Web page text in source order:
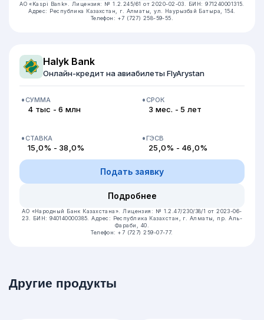
АО «Kaspi Bank». Лицензия: № 1.2.245/61 от 2020-02-03.
БИН: 971240001315.
Адрес: Республика Казахстан, г. Алматы, ул. Наурызбай Батыра, 154.
Телефон: +7 (727) 258-59-55.
Halyk Bank
Онлайн-кредит на авиабилеты FlyArystan
СУММА
4 тыс - 6 млн
СРОК
3 мес. - 5 лет
СТАВКА
15,0% - 38,0%
ГЭСВ
25,0% - 46,0%
Подать заявку
Подробнее
АО «Народный Банк Казахстана». Лицензия: № 1.2.47/230/38/1 от 2023-06-
23.
БИН: 940140000385.Адрес: Республика Казахстан, г. Алматы, пр. Аль-
Фараби, 40.
Телефон: +7 (727) 259-07-77.
Другие продукты